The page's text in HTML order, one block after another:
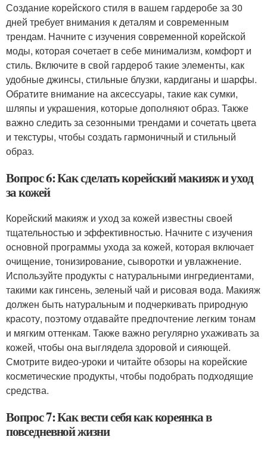
Создание корейского стиля в вашем гардеробе за 30
дней требует внимания к деталям и современным
трендам. Начните с изучения современной корейской
моды, которая сочетает в себе минимализм, комфорт и
стиль. Включите в свой гардероб такие элементы, как
удобные джинсы, стильные блузки, кардиганы и шарфы.
Обратите внимание на аксессуары, такие как сумки,
шляпы и украшения, которые дополняют образ. Также
важно следить за сезонными трендами и сочетать цвета
и текстуры, чтобы создать гармоничный и стильный
образ.
Вопрос 6: Как сделать корейский макияж и уход
за кожей
Корейский макияж и уход за кожей известны своей
тщательностью и эффективностью. Начните с изучения
основной программы ухода за кожей, которая включает
очищение, тонизирование, сыворотки и увлажнение.
Используйте продукты с натуральными ингредиентами,
такими как гинсень, зеленый чай и рисовая вода. Макияж
должен быть натуральным и подчеркивать природную
красоту, поэтому отдавайте предпочтение легким тонам
и мягким оттенкам. Также важно регулярно ухаживать за
кожей, чтобы она выглядела здоровой и сияющей.
Смотрите видео-уроки и читайте обзоры на корейские
косметические продукты, чтобы подобрать подходящие
средства.
Вопрос 7: Как вести себя как кореянка в
повседневной жизни